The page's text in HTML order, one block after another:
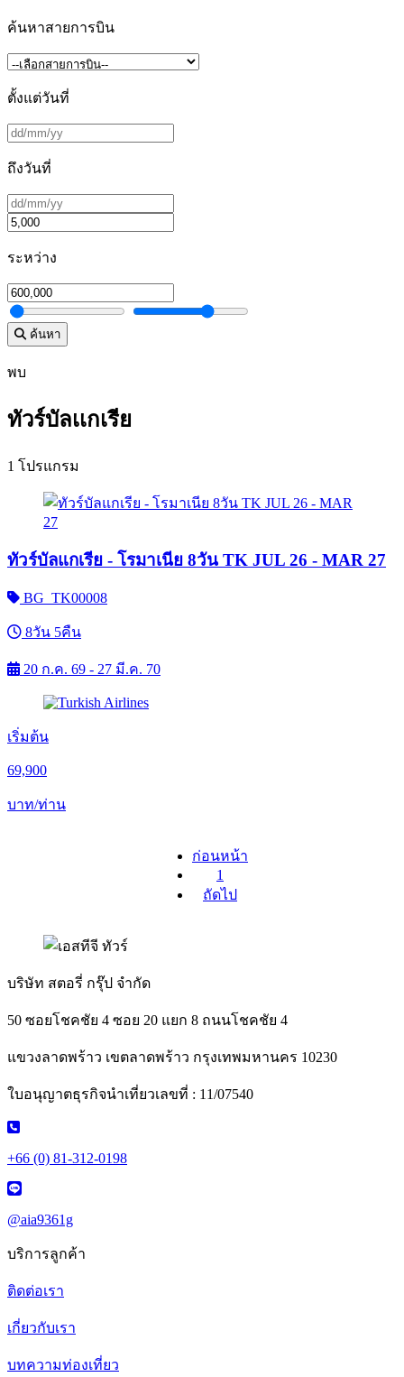
ค้นหาสายการบิน
ตั้งแต่วันที่
ถึงวันที่
ระหว่าง
ค้นหา
พบ
ทัวร์บัลเเกเรีย
1 โปรแกรม
ทัวร์บัลแกเรีย - โรมาเนีย 8วัน TK JUL 26 - MAR 27
BG_TK00008
8วัน 5คืน
20 ก.ค. 69 - 27 มี.ค. 70
เริ่มต้น
69,900
บาท/ท่าน
ก่อนหน้า
1
ถัดไป
บริษัท สตอรี่ กรุ๊ป จำกัด
50 ซอยโชคชัย 4 ซอย 20 แยก 8 ถนนโชคชัย 4
แขวงลาดพร้าว เขตลาดพร้าว กรุงเทพมหานคร 10230
ใบอนุญาตธุรกิจนำเที่ยวเลขที่ : 11/07540
+66 (0) 81-312-0198
@aia9361g
บริการลูกค้า
ติดต่อเรา
เกี่ยวกับเรา
บทความท่องเที่ยว